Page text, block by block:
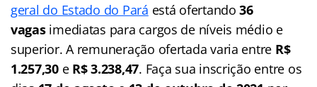
geral do Estado do Pará está ofertando36
vagasimediatas para cargos de níveis médio e
superior. A remuneração ofertada varia entre R$
1.257,30e R$ 3.238,47. Faça sua inscrição entre os